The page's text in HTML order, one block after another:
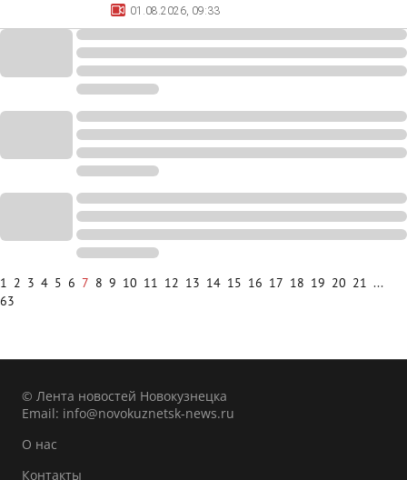
01.08.2026, 09:33
1 2 3 4 5 6 7 8 9 10 11 12 13 14 15 16 17 18 19 20 21 ...
63
© Лента новостей Новокузнецка
Email: info@novokuznetsk-news.ru
О нас
Контакты